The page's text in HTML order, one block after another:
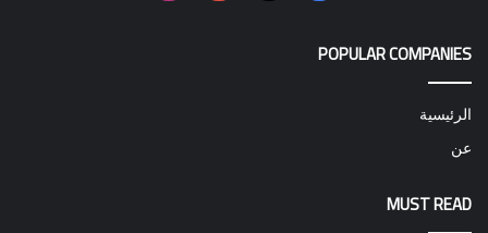
POPULAR COMPANIES
الرئيسية
عن
MUST READ